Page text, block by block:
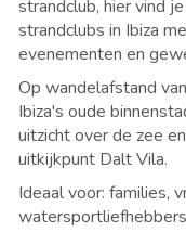
strandclub, hier vind
strandclubs in Ibiza
evenementen en
Op wandelafstand
Ibiza's oude
uitzicht over de zee
uitkijkpunt Dalt Vila.
Ideaal voor: families,
watersportliefhebbers